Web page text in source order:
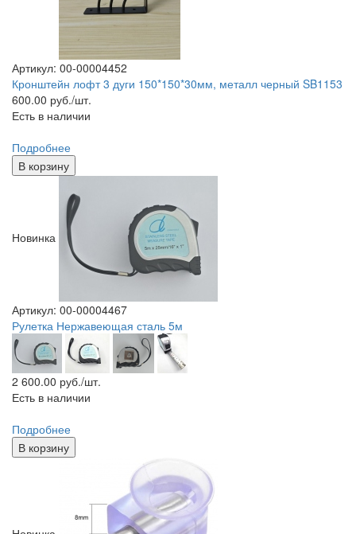
Артикул: 00-00004452
Кронштейн лофт 3 дуги 150*150*30мм, металл черный SB1153
600.00 руб./шт.
Есть в наличии
Подробнее
В корзину
Новинка
Артикул: 00-00004467
Рулетка Нержавеющая сталь 5м
2 600.00 руб./шт.
Есть в наличии
Подробнее
В корзину